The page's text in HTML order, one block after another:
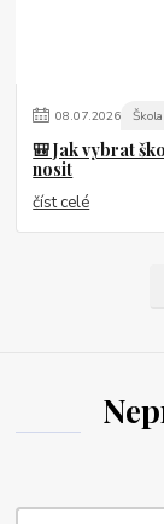
08.07.2026
🎒 Jak vybrat
nosit
číst celé